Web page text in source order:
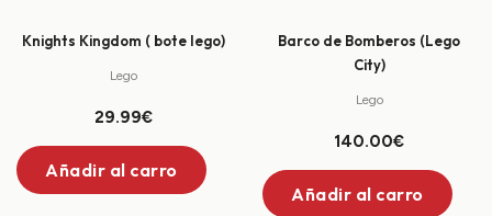
Knights Kingdom ( bote lego)
Lego
29.99€
Añadir al carro
Barco de Bomberos (Lego
City)
Lego
140.00€
Añadir al carro